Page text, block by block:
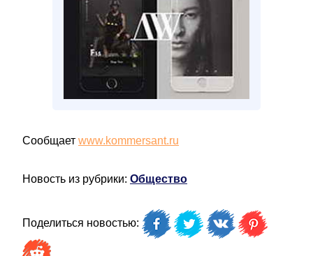
Сообщает www.kommersant.ru
Новость из рубрики: Общество
Поделиться новостью: